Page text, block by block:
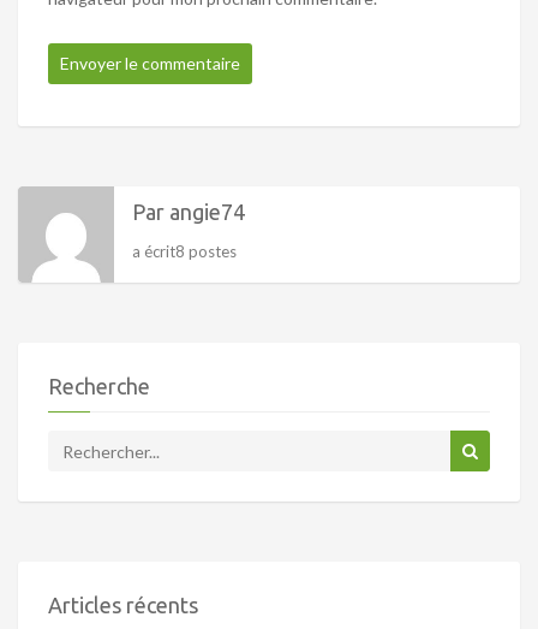
Par angie74
a écrit8 postes
Recherche
Articles récents